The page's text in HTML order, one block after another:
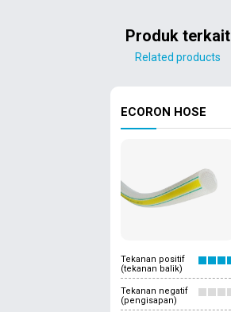
Produk terkait
Related products
ECORON HOSE
Tekanan positif
(tekanan balik)
Tekanan negatif
(pengisapan)